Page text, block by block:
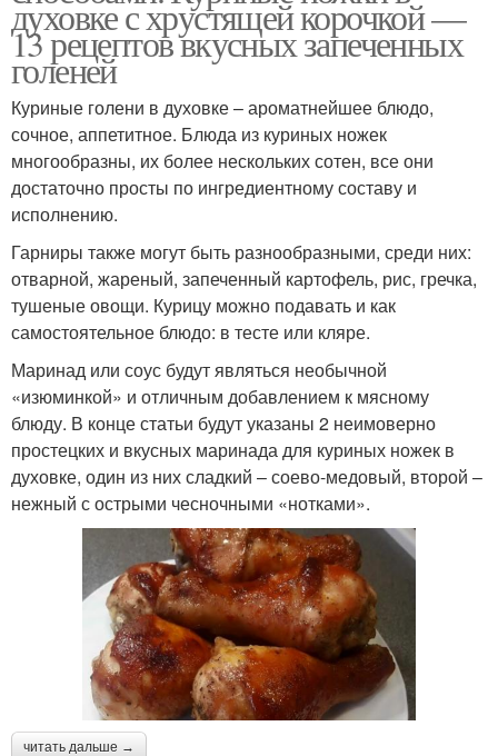
духовке с хрустящей корочкой —
13 рецептов вкусных запеченных
голеней
Куриные голени в духовке – ароматнейшее блюдо,
сочное, аппетитное. Блюда из куриных ножек
многообразны, их более нескольких сотен, все они
достаточно просты по ингредиентному составу и
исполнению.
Гарниры также могут быть разнообразными, среди них:
отварной, жареный, запеченный картофель, рис, гречка,
тушеные овощи. Курицу можно подавать и как
самостоятельное блюдо: в тесте или кляре.
Маринад или соус будут являться необычной
«изюминкой» и отличным добавлением к мясному
блюду. В конце статьи будут указаны 2 неимоверно
простецких и вкусных маринада для куриных ножек в
духовке, один из них сладкий – соево-медовый, второй –
нежный с острыми чесночными «нотками».
читать дальше →